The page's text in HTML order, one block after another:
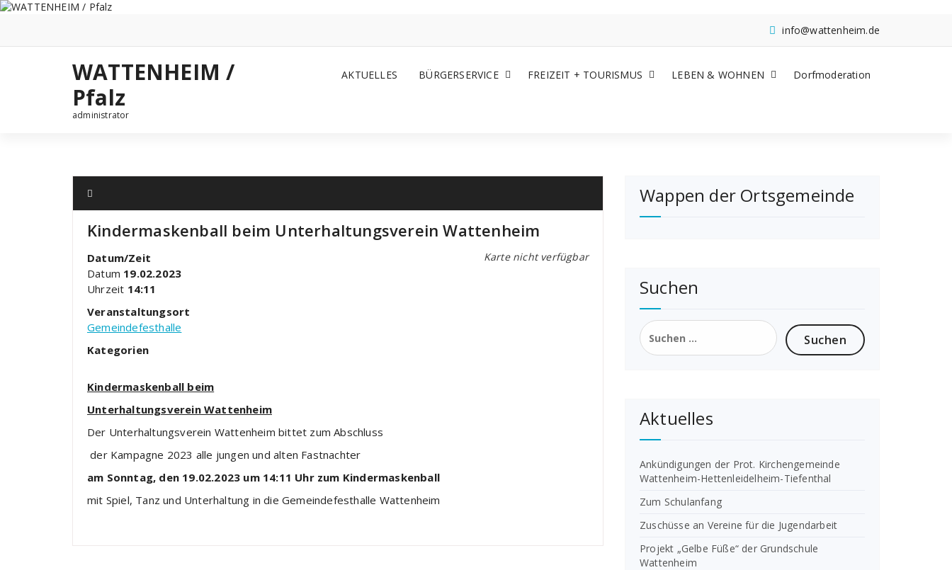
Zum
info@wattenheim.de
WATTENHEIM /
Pfalz
administrator
AKTUELLES BÜRGERSERVICE FREIZEIT + TOURISMUS LEBEN & WOHNEN Dorfmoderation
Kindermaskenball beim Unterhaltungsverein Wattenheim
Karte nicht verfügbar
Datum/Zeit
Datum 19.02.2023
Uhrzeit 14:11
Veranstaltungsort
Gemeindefesthalle
Kategorien
Kindermaskenball beim
Unterhaltungsverein Wattenheim
Der Unterhaltungsverein Wattenheim bittet zum Abschluss
der Kampagne 2023 alle jungen und alten Fastnachter
am Sonntag, den 19.02.2023 um 14:11 Uhr zum Kindermaskenball
mit Spiel, Tanz und Unterhaltung in die Gemeindefesthalle Wattenheim
Wappen der Ortsgemeinde
Suchen
Suchen
nach:
Aktuelles
Ankündigungen der Prot. Kirchengemeinde
Wattenheim-Hettenleidelheim-Tiefenthal
Zum Schulanfang
Zuschüsse an Vereine für die Jugendarbeit
Projekt „Gelbe Füße“ der Grundschule
Wattenheim